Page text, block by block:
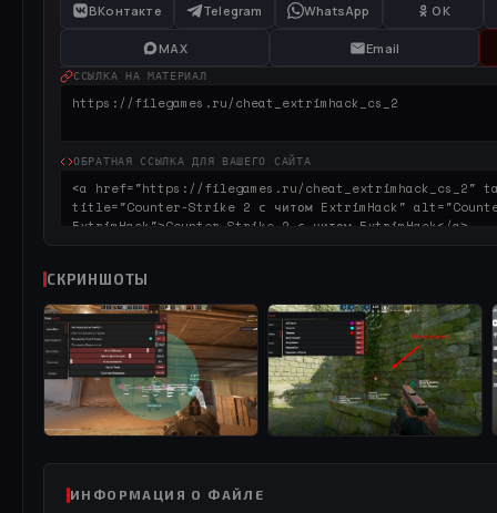
ВКонтакте Telegram WhatsApp OK
MAX Email
ССЫЛКА НА МАТЕРИАЛ
ОБРАТНАЯ ССЫЛКА ДЛЯ ВАШЕГО САЙТА
СКРИНШОТЫ
ИНФОРМАЦИЯ О ФАЙЛЕ